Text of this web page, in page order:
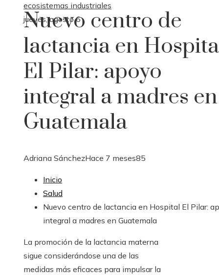
ecosistemas industriales
jueves, agosto 6
Nuevo centro de
lactancia en
El Pilar: apoyo
integral a madres en
Guatemala
Adriana SánchezHace 7 meses85
Inicio
Salud
Nuevo centro de lactancia en Hospital El Pilar:
integral a madres en Guatemala
La promoción de la lactancia materna
sigue considerándose una de las
medidas más eficaces para impulsar la